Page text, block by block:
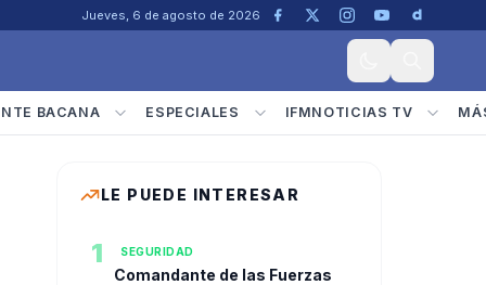
Jueves, 6 de agosto de 2026
BACANA ESPECIALES IFMNOTICIAS TV
LE PUEDE INTERESAR
1 SEGURIDAD
Comandante de las Fuerzas